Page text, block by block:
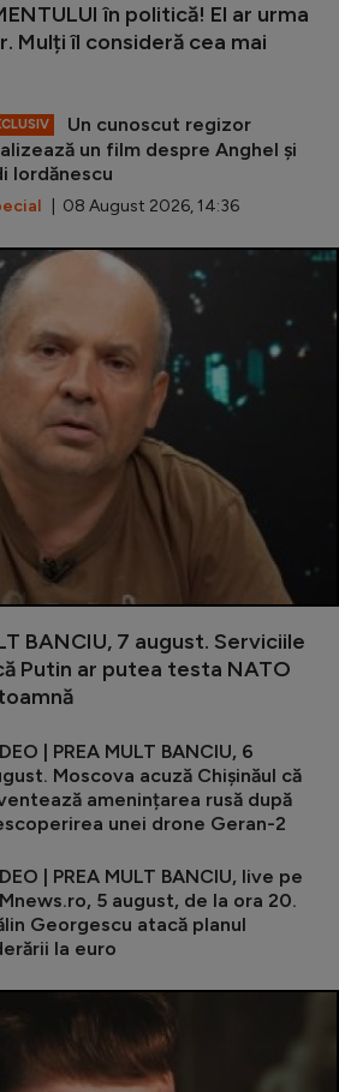
în politică! El ar urma
Mulți îl consideră cea mai
Un cunoscut regizor
un film despre Anghel și
Iordănescu
| 08 August 2026, 14:36
BANCIU, 7 august. Serviciile
Putin ar putea testa NATO
| PREA MULT BANCIU, 6
Moscova acuză Chișinăul că
amenințarea rusă după
unei drone Geran-2
| PREA MULT BANCIU, live pe
5 august, de la ora 20.
Georgescu atacă planul
la euro